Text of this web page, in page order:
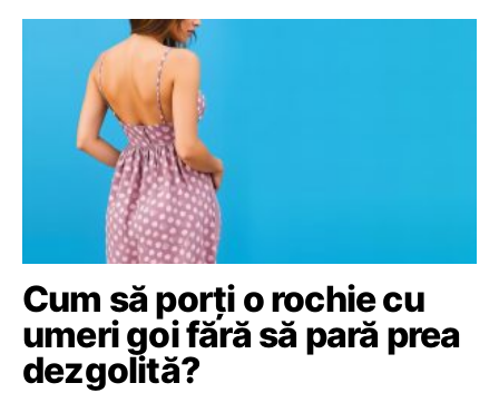
Cum să porți o rochie cu
umeri goi fără să pară prea
dezgolită?